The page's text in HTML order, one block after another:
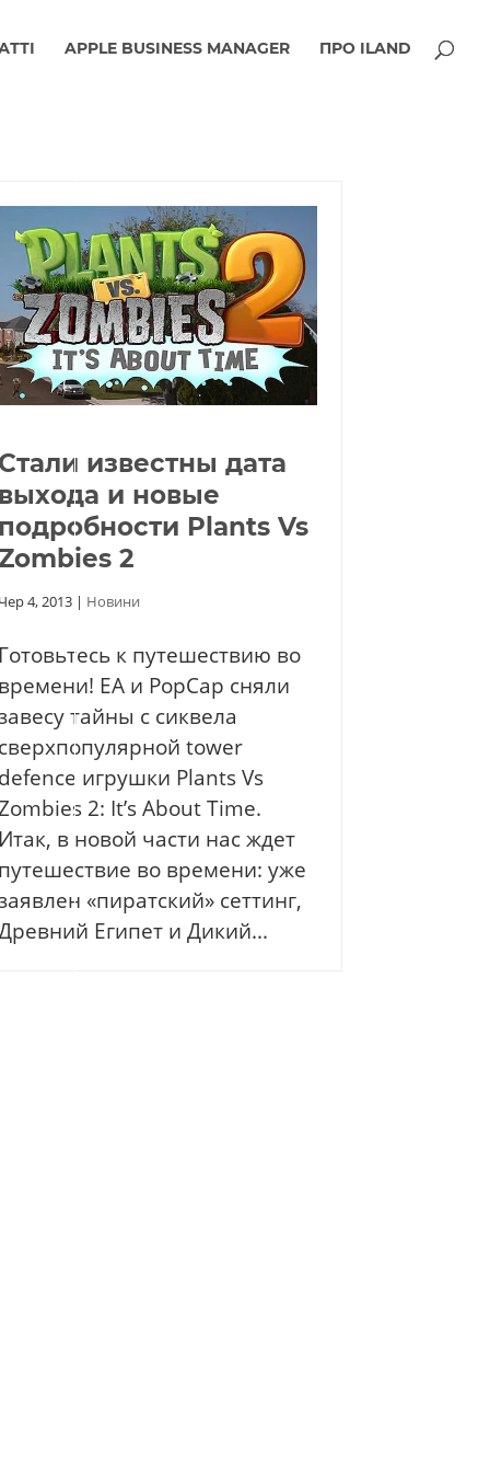
APPLE BUSINESS MANAGER ПРО ILAND
Стали известны дата
выхода и новые
подробности Plants Vs
Zombies 2
Чер 4, 2013 | Новини
Готовьтесь к путешествию во
времени! EA и PopCap сняли
тайны с сиквела
сверхпопулярной tower
defence игрушки Plants Vs
2: It’s About Time.
Итак, в новой части нас ждет
путешествие во времени: уже
«пиратский» сеттинг,
Египет и Дикий...